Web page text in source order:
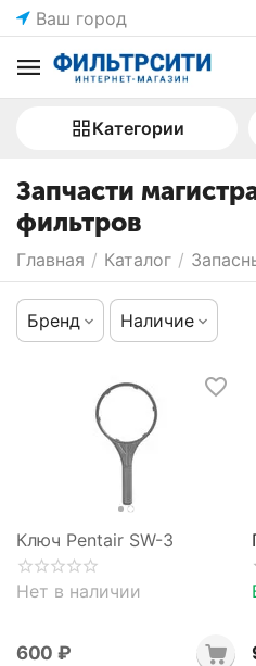
Ваш город
Категории
Запчасти
фильтров
Главная / Каталог /
Бренд Наличие
Ключ Pentair SW-3
Нет в наличии
‍600‍ ₽